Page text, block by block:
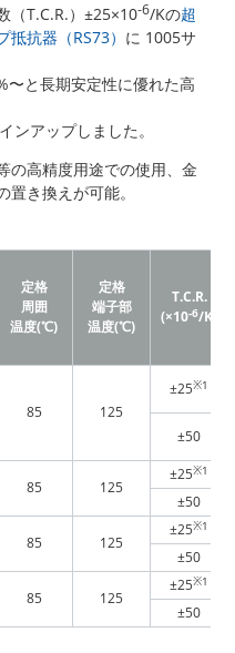
（T.C.R.）±25×10-6/Kの超
抗器（RS73） に 1005サ
〜と長期安定性に優れた高
ンアップしました。
の高精度用途での使用、金
き換えが可能。
定格
周囲
温度(℃)
定格
端子部
温度(℃)
T.C.R.
(×10-6/K)
85 125
±25※1
±50
85 125
±25※1
±50
85 125
±25※1
±50
85 125
±25※1
±50